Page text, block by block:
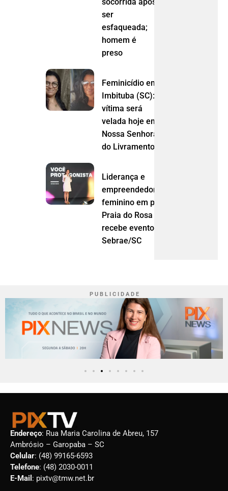
ser
esfaqueada;
homem é
preso
Feminicídio em
Imbituba (SC):
vítima será
velada hoje em
Nossa Senhora
do Livramento (MT)
Liderança e
empreendedorismo
feminino em pauta:
Praia do Rosa
recebe evento do
Sebrae/SC
P U B L I C I D A D E
Endereço: Rua Maria Carolina de Abreu, 157
Ambrósio – Garopaba – SC
Celular: (48) 99165-6593
Telefone: (48) 2030-0011
E-Mail : pixtv@tmw.net.br